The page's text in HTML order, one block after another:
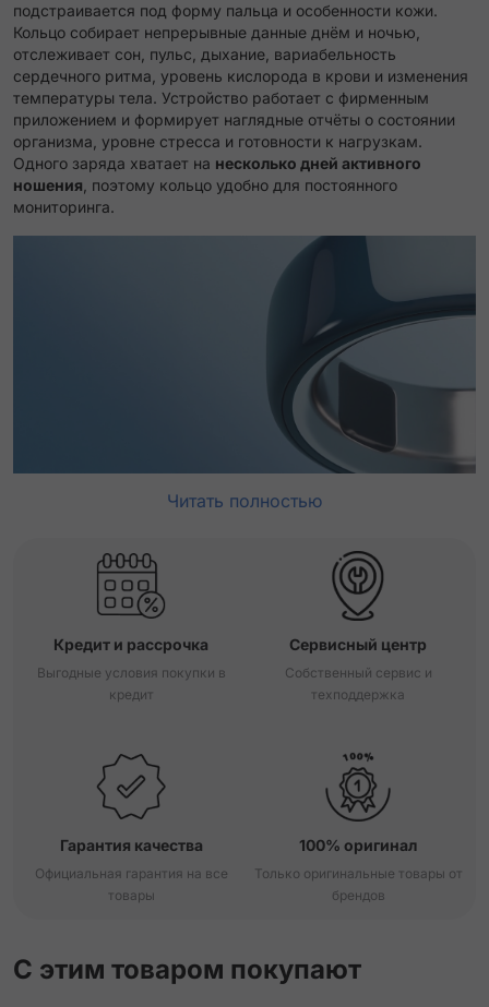
подстраивается под форму пальца и особенности кожи.
Кольцо собирает непрерывные данные днём и ночью,
отслеживает сон, пульс, дыхание, вариабельность
сердечного ритма, уровень кислорода в крови и изменения
температуры тела. Устройство работает с фирменным
приложением и формирует наглядные отчёты о состоянии
организма, уровне стресса и готовности к нагрузкам.
Одного заряда хватает на несколько дней активного
ношения , поэтому кольцо удобно для постоянного
мониторинга.
Читать полностью
Кредит и рассрочка
Выгодные условия покупки в
кредит
Сервисный центр
Собственный сервис и
техподдержка
Гарантия качества
Официальная гарантия на все
товары
100% оригинал
Только оригинальные товары от
брендов
С этим товаром покупают